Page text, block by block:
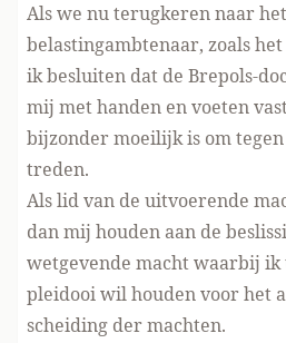
Als we nu terugkeren naar
belastingambtenaar, zoals
ik besluiten dat de Brepols-
mij met handen en voeten
bijzonder moeilijk is om
treden.
Als lid van de uitvoerende
dan mij houden aan de
wetgevende macht waarbij
pleidooi wil houden voor het
scheiding der machten.